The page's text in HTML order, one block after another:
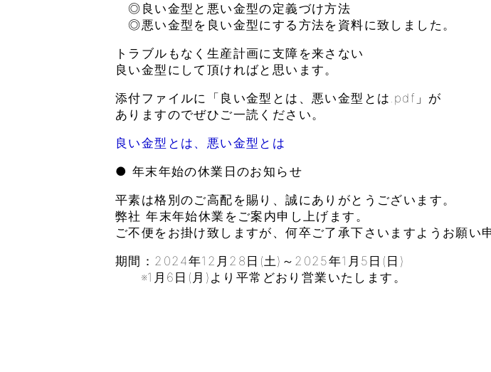
◎良い金型と悪い金型の定義づけ方法
◎悪い金型を良い金型にする方法を資料に致しました。
トラブルもなく生産計画に支障を来さない
良い金型にして頂ければと思います。
添付ファイルに「良い金型とは、悪い金型とは.pdf」が
ありますのでぜひご一読ください。
良い金型とは、悪い金型とは
● 年末年始の休業日のお知らせ
平素は格別のご高配を賜り、誠にありがとうございます。
弊社 年末年始休業をご案内申し上げます。
ご不便をお掛け致しますが、何卒ご了承下さいますようお願い
期間：2024年12月28日(土)～2025年1月5日(日)
※1月6日(月)より平常どおり営業いたします。